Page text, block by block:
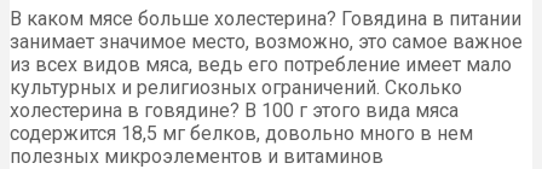
В каком мясе больше холестерина? Говядина в питании
занимает значимое место, возможно, это самое важное
из всех видов мяса, ведь его потребление имеет мало
культурных и религиозных ограничений. Сколько
холестерина в говядине? В 100 г этого вида мяса
содержится 18,5 мг белков, довольно много в нем
полезных микроэлементов и витаминов